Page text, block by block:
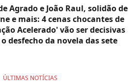
Agrado e João Raul, solidão de
e mais: 4 cenas chocantes de
Acelerado' vão ser decisivas
desfecho da novela das sete
ÚLTIMAS NOTÍCIAS